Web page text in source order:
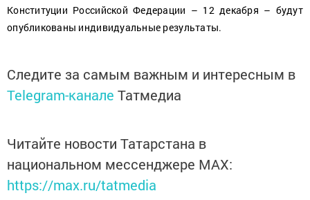
Конституции Российской Федерации – 12 декабря – будут
опубликованы индивидуаль­ные результаты.
Следите за самым важным и интересным в
Telegram-канале Татмедиа
Читайте новости Татарстана в
национальном мессенджере MАХ:
https://max.ru/tatmedia